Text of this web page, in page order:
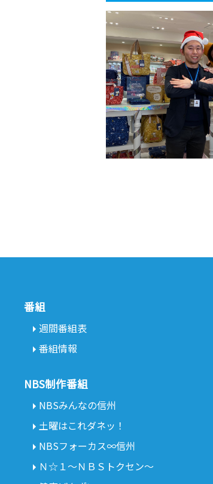
番組
週間番組表
番組情報
NBS制作番組
NBSみんなの信州
土曜はこれダネッ！
NBSフォーカス∞信州
Ｎ☆１～ＮＢＳトクセン～